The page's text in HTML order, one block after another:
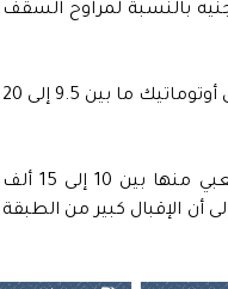
لأسعار المراوح تختلف بحسب الحجم والماركة، وتتراوح بين 750 إلى 2000 جنيه بالنسبة لمراوح السقف
وتراوحت أسعار الغسالات النصف أوتوماتيك ما بين 4 إلى 9 آلاف جنيه، والغسالات فوق أوتوماتيك ما بين 9.5 إلى 20
وشهدت أسعار الثلاجات شهدت تراجعاً وزيادة في الطلب أيضا وتراوحت أسعار الشعبي منها بين 10 إلى 15 ألف
إلى أن الإقبال كبير من الطبقة